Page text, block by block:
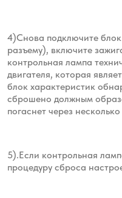
4)Снова подключите
разъему), включите
контрольная лампа
двигателя, которая
блок характеристик
сброшено должным
погаснет через несколько
5).Если контрольная
процедуру сброса